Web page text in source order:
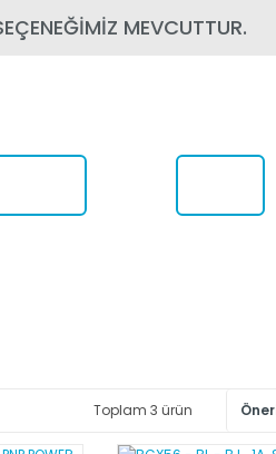
MEVCUTTUR.
Toplam 3 ürün